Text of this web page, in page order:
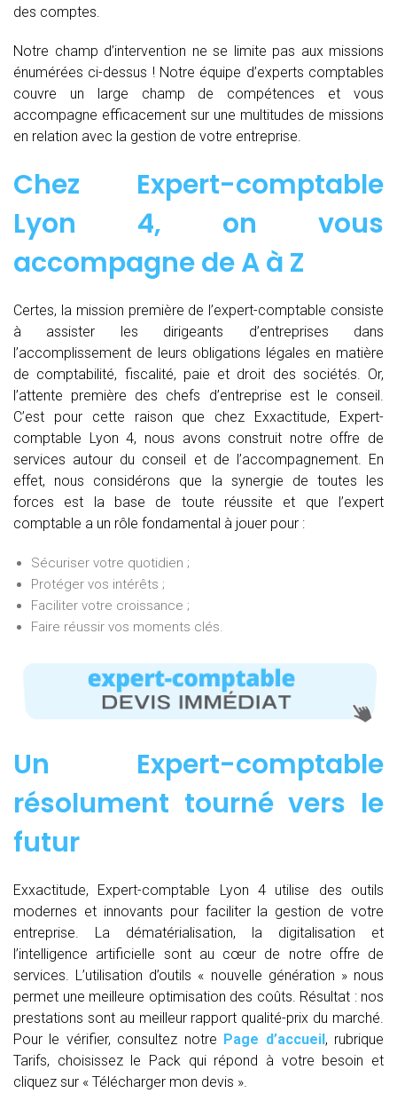
des comptes.
Notre champ d’intervention ne se limite pas aux missions
énumérées ci-dessus ! Notre équipe d’experts comptables
couvre un large champ de compétences et vous
accompagne efficacement sur une multitudes de missions
en relation avec la gestion de votre entreprise.
Chez Expert-comptable
Lyon 4, on vous
accompagne deA à Z
Certes, la mission première de l’expert-comptable consiste
à assister les dirigeants d’entreprises dans
l’accomplissement de leurs obligations légales en matière
de comptabilité, fiscalité, paie et droit des sociétés. Or,
l’attente première des chefs d’entreprise est le conseil.
C’est pour cette raison que chez Exxactitude, Expert-
comptable Lyon 4, nous avons construit notre offre de
services autour du conseil et de l’accompagnement. En
effet, nous considérons que la synergie de toutes les
forces est la base de toute réussite et que l’expert
comptable a un rôle fondamental à jouer pour :
Sécuriser votre quotidien ;
Protéger vos intérêts ;
Faciliter votre croissance ;
Faire réussir vos moments clés.
Un Expert-comptable
résolument tourné vers le
futur
Exxactitude, Expert-comptable Lyon 4 utilise des outils
modernes et innovants pour faciliter la gestion de votre
entreprise. La dématérialisation, la digitalisation et
l’intelligence artificielle sont au cœur de notre offre de
services. L’utilisation d’outils « nouvelle génération » nous
permet une meilleure optimisation des coûts. Résultat : nos
prestations sont au meilleur rapport qualité-prix du marché.
Pour le vérifier, consultez notre Page d’accueil, rubrique
Tarifs, choisissez le Pack qui répond à votre besoin et
cliquez sur « Télécharger mon devis ».